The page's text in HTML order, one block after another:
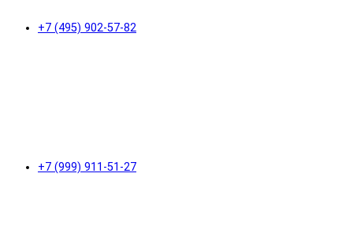
+7 (495) 902-57-82
+7 (999) 911-51-27